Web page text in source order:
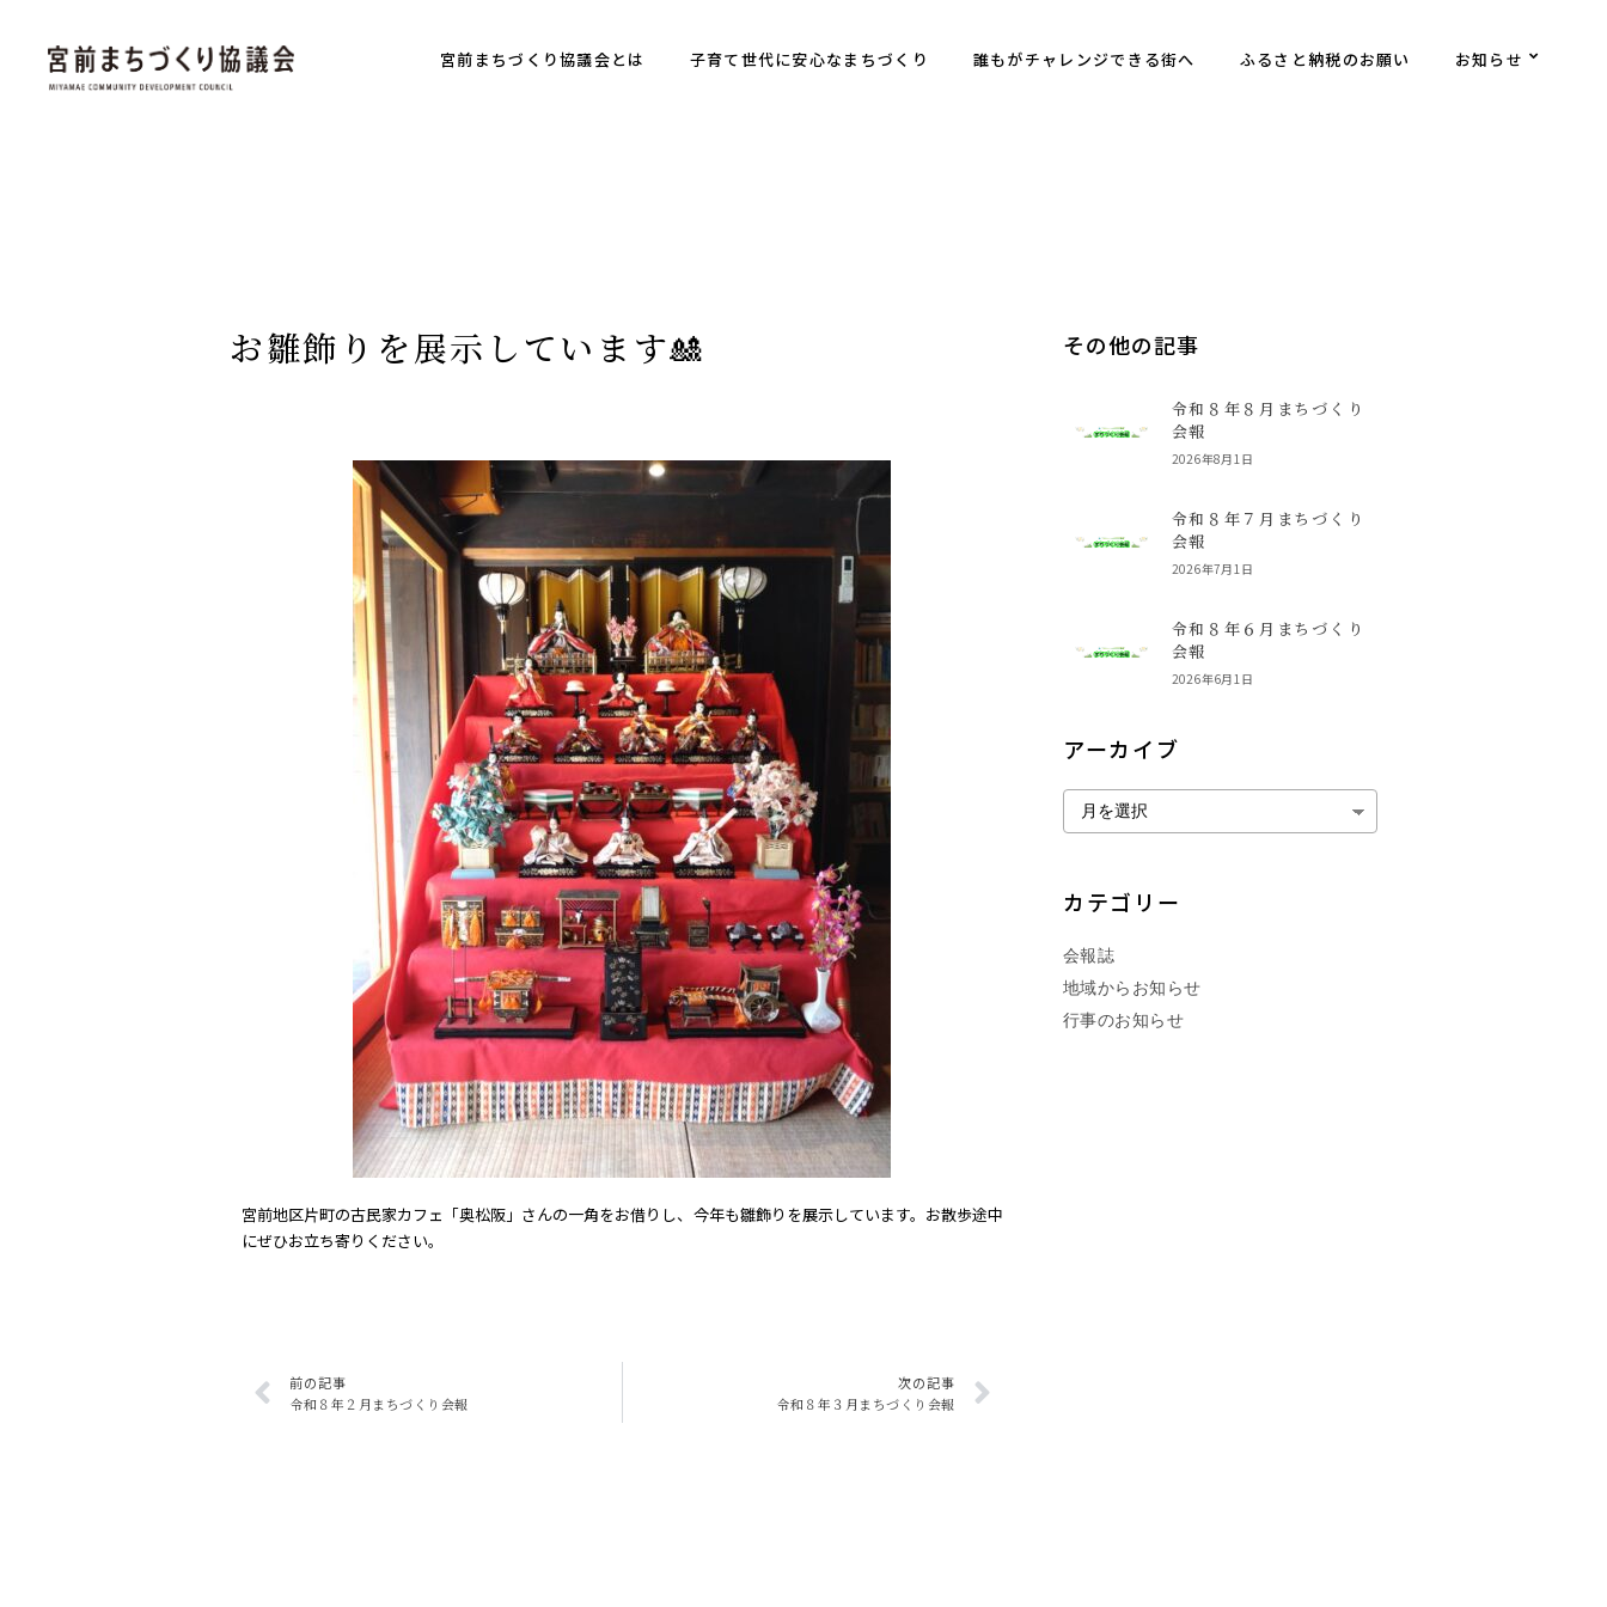
宮前まちづくり協議会とは 子育て世代に安心なまちづくり 誰もがチャレンジできる街へ ふるさと納税のお願い お知らせ
お雛飾りを展示しています🎎
宮前地区片町の古民家カフェ「奥松阪」さんの一角をお借りし、今年も雛飾りを展示しています。お散歩途中
にぜひお立ち寄りください。
前の記事
令和８年２月まちづくり会報
次の記事
令和８年３月まちづくり会報
その他の記事
令和８年８月まちづくり
会報
2026年8月1日
令和８年７月まちづくり
会報
2026年7月1日
令和８年６月まちづくり
会報
2026年6月1日
アーカイブ
カテゴリー
会報誌
地域からお知らせ
行事のお知らせ